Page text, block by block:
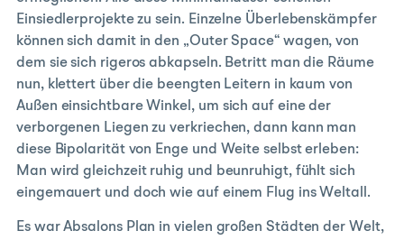
Einsiedlerprojekte zu sein. Einzelne Überlebenskämpfer
können sich damit in den „Outer Space“ wagen, von
dem sie sich rigeros abkapseln. Betritt man die Räume
nun, klettert über die beengten Leitern in kaum von
Außen einsichtbare Winkel, um sich auf eine der
verborgenen Liegen zu verkriechen, dann kann man
diese Bipolarität von Enge und Weite selbst erleben:
Man wird gleichzeit ruhig und beunruhigt, fühlt sich
eingemauert und doch wie auf einem Flug ins Weltall.
Es war Absalons Plan in vielen großen Städten der Welt,